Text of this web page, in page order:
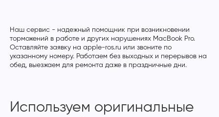
Наш сервис - надежный помощник при возникновении
торможений в работе и других нарушениях MacBook Pro.
Оставляйте заявку на apple-ros.ru или звоните по
указанному номеру. Работаем без выходных и перерывов на
обед, выезжаем для ремонта даже в праздничные дни.
Используем оригинальные